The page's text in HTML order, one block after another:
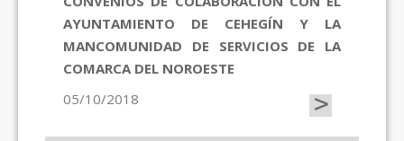
AYUNTAMIENTO DE CEHEGÍN Y LA
MANCOMUNIDAD DE SERVICIOS DE LA
COMARCA DEL NOROESTE
05/10/2018
>